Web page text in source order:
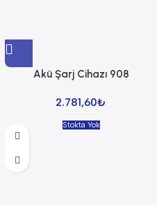
Akü Şarj Cihazı 908
2.781,60₺
Stokta Yok